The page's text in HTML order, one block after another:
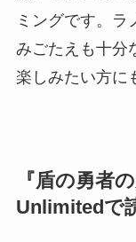
ミングです。ラ
みごたえも十分
楽しみたい方に
『盾の勇者
Unlimitedで